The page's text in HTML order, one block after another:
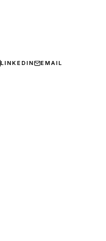
LINKEDIN EMAIL